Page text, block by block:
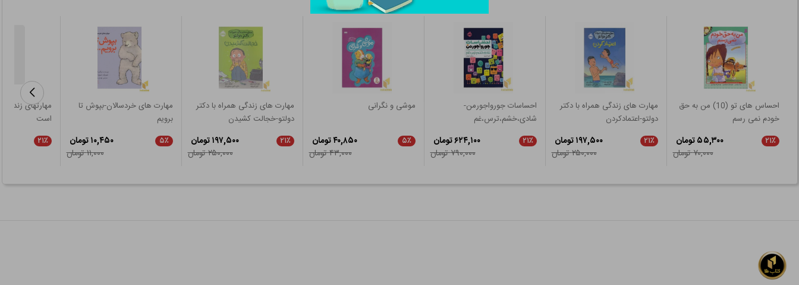
احساس های تو (10) من به حق
خودم نمی رسم
۲۱٪
۵۵,۳۰۰ تومان
۷۰,۰۰۰ تومان
مهارت های زندگی همراه با دکتر
دولتو-اعتمادکردن
۲۱٪
۱۹۷,۵۰۰ تومان
۲۵۰,۰۰۰ تومان
احساسات جورواجورمن-
شادی،خشم،ترس،غم
۲۱٪
۶۲۴,۱۰۰ تومان
۷۹۰,۰۰۰ تومان
موشی و نگرانی
۵٪
۴۰,۸۵۰ تومان
۴۳,۰۰۰ تومان
مهارت های زندگی همراه با دکتر
دولتو-خجالت کشیدن
۲۱٪
۱۹۷,۵۰۰ تومان
۲۵۰,۰۰۰ تومان
مهارت های خردسالان-بپوش تا
برویم
۵٪
۱۰,۴۵۰ تومان
۱۱,۰۰۰ تومان
است
۲۱٪